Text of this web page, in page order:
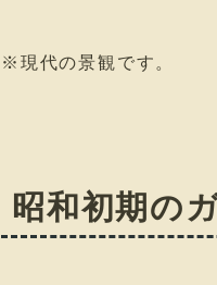
※現代の景観です。
昭和初期の